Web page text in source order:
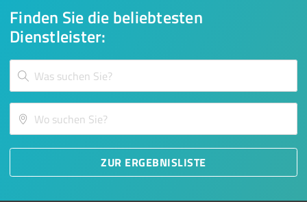
Finden Sie die beliebtesten
Dienstleister:
ZUR ERGEBNISLISTE